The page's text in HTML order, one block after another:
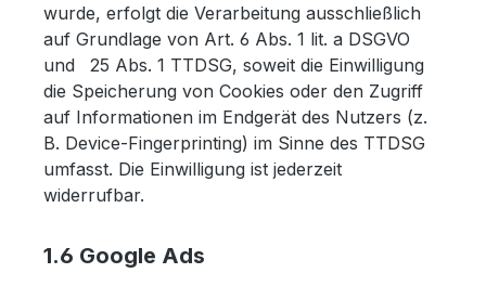
wurde, erfolgt die Verarbeitung ausschließlich
auf Grundlage von Art. 6 Abs. 1 lit. a DSGVO
und 25 Abs. 1 TTDSG, soweit die Einwilligung
die Speicherung von Cookies oder den Zugriff
auf Informationen im Endgerät des Nutzers (z.
B. Device-Fingerprinting) im Sinne des TTDSG
umfasst. Die Einwilligung ist jederzeit
widerrufbar.
1.6 Google Ads